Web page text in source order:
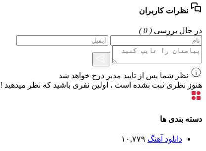
نظرات کاربران
در حال بررسی ( 0 )
نظر شما پس از تایید مدیر درج خواهد شد
هنوز نظری ثبت نشده است ، اولین نفری باشید که نظر میدهید !
دسته بندی ها
دانلود آهنگ ۱۰,۷۷۹